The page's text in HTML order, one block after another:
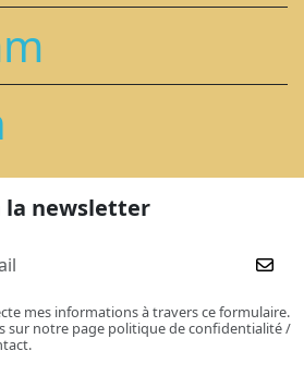
la newsletter
mes informations à travers ce formulaire.
sur notre page politique de confidentialité /